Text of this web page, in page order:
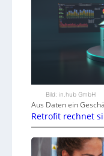
Bild: in.hub GmbH
Aus Daten ein
Retrofit rechnet